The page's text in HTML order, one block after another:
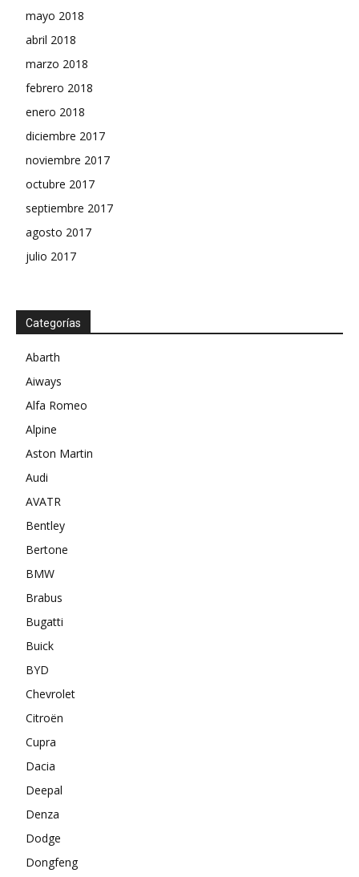
mayo 2018
abril 2018
marzo 2018
febrero 2018
enero 2018
diciembre 2017
noviembre 2017
octubre 2017
septiembre 2017
agosto 2017
julio 2017
Categorías
Abarth
Aiways
Alfa Romeo
Alpine
Aston Martin
Audi
AVATR
Bentley
Bertone
BMW
Brabus
Bugatti
Buick
BYD
Chevrolet
Citroën
Cupra
Dacia
Deepal
Denza
Dodge
Dongfeng